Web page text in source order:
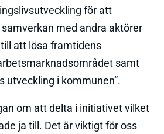
för att
med andra aktörer
att lösa framtidens
samt
utveckling i kommunen”.
om att delta i initiativet vilket
ja till. Det är viktigt för oss